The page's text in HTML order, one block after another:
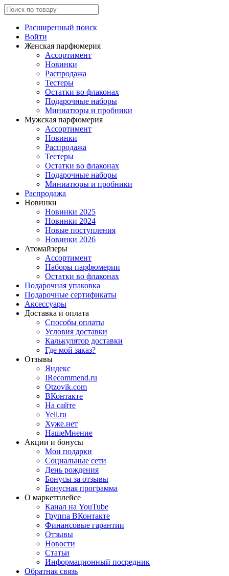
Расширенный поиск
Войти
Женская парфюмерия
Ассортимент
Новинки
Распродажа
Тестеры
Остатки во флаконах
Подарочные наборы
Миниатюры и пробники
Мужская парфюмерия
Ассортимент
Новинки
Распродажа
Тестеры
Остатки во флаконах
Подарочные наборы
Миниатюры и пробники
Распродажа
Новинки
Новинки 2025
Новинки 2024
Новые поступления
Новинки 2026
Атомайзеры
Ассортимент
Наборы парфюмерии
Остатки во флаконах
Подарочная упаковка
Подарочные сертификаты
Аксессуары
Доставка и оплата
Способы оплаты
Условия доставки
Калькулятор доставки
Где мой заказ?
Отзывы
Яндекс
IRecommend.ru
Otzovik.com
ВКонтакте
На сайте
Yell.ru
Хуже.нет
НашеМнение
Акции и бонусы
Мои подарки
Социальные сети
День рождения
Бонусы за отзывы
Бонусная программа
О маркетплейсе
Канал на YouTube
Группа ВКонтакте
Финансовые гарантии
Отзывы
Новости
Статьи
Информационный посредник
Обратная связь